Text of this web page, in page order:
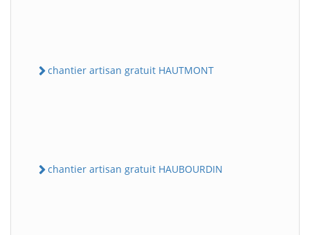
chantier artisan gratuit HAUTMONT
chantier artisan gratuit HAUBOURDIN